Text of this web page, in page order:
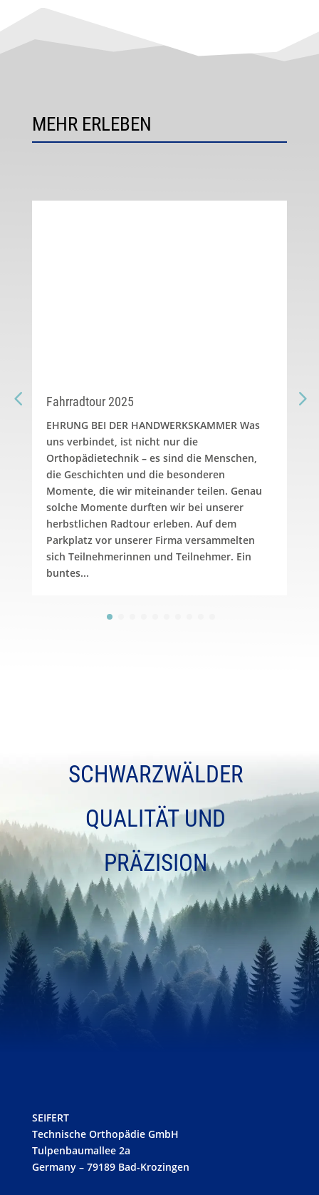
MEHR ERLEBEN
Fahrradtour 2025
EHRUNG BEI DER HANDWERKSKAMMER Was
uns verbindet, ist nicht nur die
Orthopädietechnik – es sind die Menschen,
die Geschichten und die besonderen
Momente, die wir miteinander teilen. Genau
solche Momente durften wir bei unserer
herbstlichen Radtour erleben. Auf dem
Parkplatz vor unserer Firma versammelten
sich Teilnehmerinnen und Teilnehmer. Ein
buntes...
SCHWARZWÄLDER
QUALITÄT UND
PRÄZISION
SEIFERT
Technische Orthopädie GmbH
Tulpenbaumallee 2a
Germany – 79189 Bad-Krozingen